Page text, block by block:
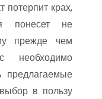
потерпит крах,
понесет не
прежде чем
необходимо
предлагаемые
в пользу